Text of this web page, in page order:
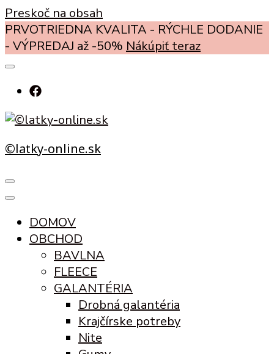
Preskoč na obsah
PRVOTRIEDNA KVALITA - RÝCHLE DODANIE
- VÝPREDAJ až -50% Nákúpiť teraz
©latky-online.sk
DOMOV
OBCHOD
BAVLNA
FLEECE
GALANTÉRIA
Drobná galantéria
Krajčírske potreby
Nite